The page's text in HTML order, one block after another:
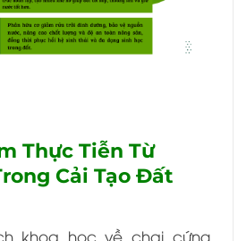
Thực Tiễn Từ
Cải Tạo Đất
khoa học về chai cứng